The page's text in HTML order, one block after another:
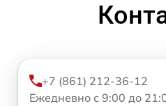
+7 (861) 212-36-12
Ежедневно с 9:00 до